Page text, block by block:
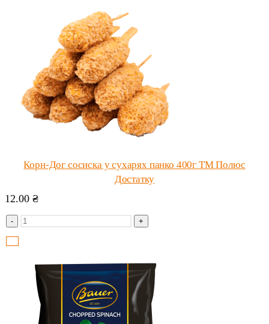
Корн-Дог сосиска у сухарях панко 400г ТМ Полюс
Достатку
12.00 ₴
- +